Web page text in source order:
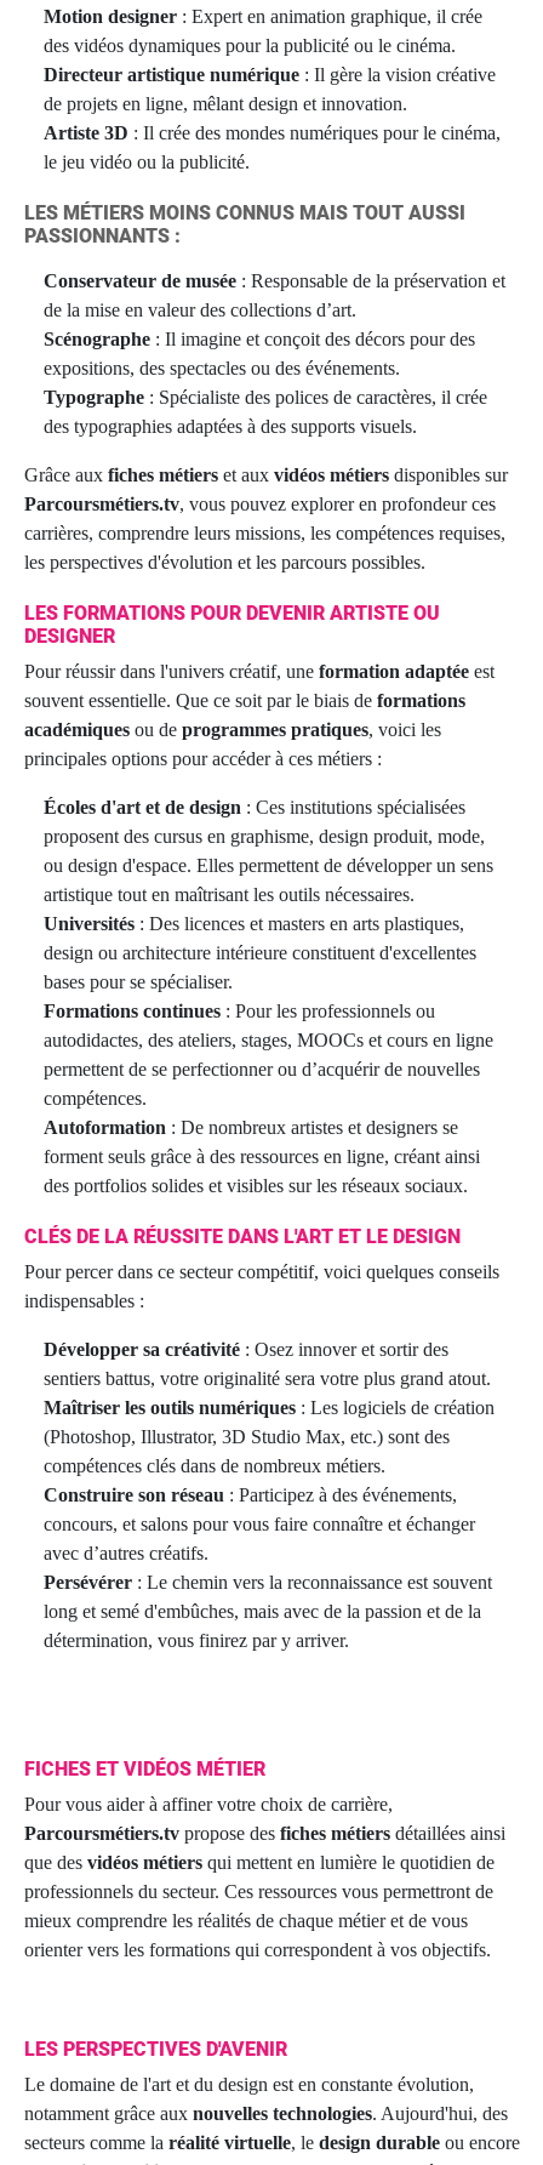
Motion designer : Expert en animation graphique, il crée
des vidéos dynamiques pour la publicité ou le cinéma.
Directeur artistique numérique : Il gère la vision créative
de projets en ligne, mêlant design et innovation.
Artiste 3D : Il crée des mondes numériques pour le cinéma,
le jeu vidéo ou la publicité.
LES MÉTIERS MOINS CONNUS MAIS TOUT AUSSI
PASSIONNANTS :
Conservateur de musée : Responsable de la préservation et
de la mise en valeur des collections d’art.
Scénographe : Il imagine et conçoit des décors pour des
expositions, des spectacles ou des événements.
Typographe : Spécialiste des polices de caractères, il crée
des typographies adaptées à des supports visuels.
Grâce aux fiches métiers et aux vidéos métiers disponibles sur
Parcoursmétiers.tv, vous pouvez explorer en profondeur ces
carrières, comprendre leurs missions, les compétences requises,
les perspectives d'évolution et les parcours possibles.
LES FORMATIONS POUR DEVENIR ARTISTE OU
DESIGNER
Pour réussir dans l'univers créatif, une formation adaptée est
souvent essentielle. Que ce soit par le biais de formations
académiques ou de programmes pratiques, voici les
principales options pour accéder à ces métiers :
Écoles d'art et de design : Ces institutions spécialisées
proposent des cursus en graphisme, design produit, mode,
ou design d'espace. Elles permettent de développer un sens
artistique tout en maîtrisant les outils nécessaires.
Universités : Des licences et masters en arts plastiques,
design ou architecture intérieure constituent d'excellentes
bases pour se spécialiser.
Formations continues : Pour les professionnels ou
autodidactes, des ateliers, stages, MOOCs et cours en ligne
permettent de se perfectionner ou d’acquérir de nouvelles
compétences.
Autoformation : De nombreux artistes et designers se
forment seuls grâce à des ressources en ligne, créant ainsi
des portfolios solides et visibles sur les réseaux sociaux.
CLÉS DE LA RÉUSSITE DANS L'ART ET LE DESIGN
Pour percer dans ce secteur compétitif, voici quelques conseils
indispensables :
Développer sa créativité : Osez innover et sortir des
sentiers battus, votre originalité sera votre plus grand atout.
Maîtriser les outils numériques : Les logiciels de création
(Photoshop, Illustrator, 3D Studio Max, etc.) sont des
compétences clés dans de nombreux métiers.
Construire son réseau : Participez à des événements,
concours, et salons pour vous faire connaître et échanger
avec d’autres créatifs.
Persévérer : Le chemin vers la reconnaissance est souvent
long et semé d'embûches, mais avec de la passion et de la
détermination, vous finirez par y arriver.
FICHES ET VIDÉOS MÉTIER
Pour vous aider à affiner votre choix de carrière,
Parcoursmétiers.tv propose des fiches métiers détaillées ainsi
que des vidéos métiers qui mettent en lumière le quotidien de
professionnels du secteur. Ces ressources vous permettront de
mieux comprendre les réalités de chaque métier et de vous
orienter vers les formations qui correspondent à vos objectifs.
LES PERSPECTIVES D'AVENIR
Le domaine de l'art et du design est en constante évolution,
notamment grâce aux nouvelles technologies. Aujourd'hui, des
secteurs comme la réalité virtuelle, le design durable ou encore